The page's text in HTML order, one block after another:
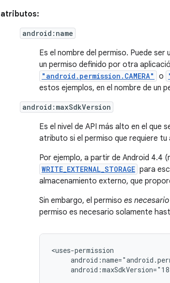
atributos:
android:name
Es el nombre del permiso. Puede
un permiso definido por otra
"android.permission.CAMERA" o
estos ejemplos, en el nombre de un
android:maxSdkVersion
Es el nivel de API más alto en el
atributo si el permiso que requiere tu
Por ejemplo, a partir de Android 4.4
WRITE_EXTERNAL_STORAGE para
almacenamiento externo, que
Sin embargo, el permiso es necesario
permiso es necesario solamente